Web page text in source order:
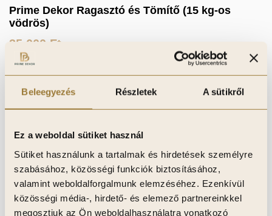
Beleegyezés Részletek A sütikről
Ez a weboldal sütiket használ
Sütiket használunk a tartalmak és hirdetések személyre
szabásához, közösségi funkciók biztosításához,
valamint weboldalforgalmunk elemzéséhez. Ezenkívül
közösségi média-, hirdető- és elemező partnereinkkel
megosztjuk az Ön weboldalhasználatra vonatkozó
Prime Dekor Ragasztó és Tömítő (15 kg-os
vödrös)
35 000 Ft
Kívánságlistához adom